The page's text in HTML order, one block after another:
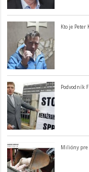
Kto je Peter
Podvodník
Milióny